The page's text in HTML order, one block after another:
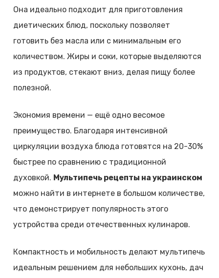
Она идеально подходит для приготовления
диетических блюд, поскольку позволяет
готовить без масла или с минимальным его
количеством. Жиры и соки, которые выделяются
из продуктов, стекают вниз, делая пищу более
полезной.
Экономия времени — ещё одно весомое
преимущество. Благодаря интенсивной
циркуляции воздуха блюда готовятся на 20-30%
быстрее по сравнению с традиционной
духовкой. Мультипечь рецепты на украинском
можно найти в интернете в большом количестве,
что демонстрирует популярность этого
устройства среди отечественных кулинаров.
Компактность и мобильность делают мультипечь
идеальным решением для небольших кухонь, дач